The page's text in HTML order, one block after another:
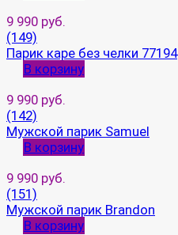
9 990 руб.
(149)
Парик каре без челки 77194
В корзину
9 990 руб.
(142)
Мужской парик Samuel
В корзину
9 990 руб.
(151)
Мужской парик Brandon
В корзину